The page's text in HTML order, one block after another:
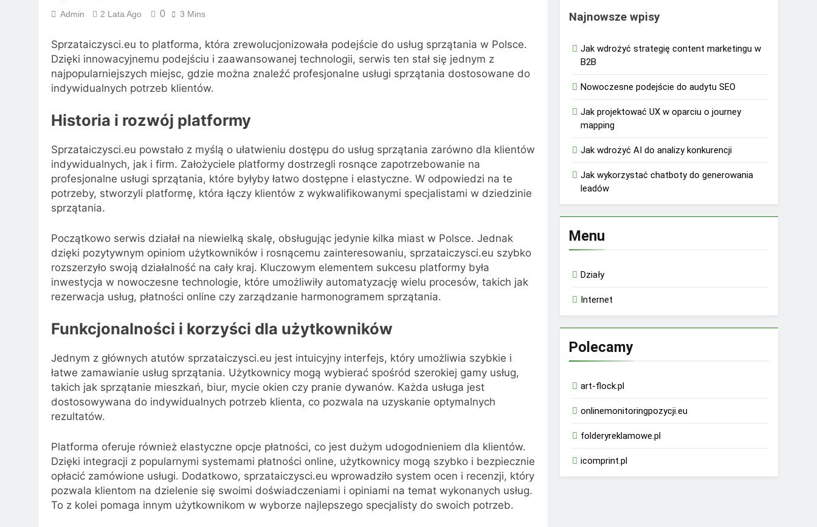
Admin 2 Lata Ago 0 3 Mins
Sprzataiczysci.eu to platforma, która zrewolucjonizowała podejście do usług sprzątania w Polsce.
Dzięki innowacyjnemu podejściu i zaawansowanej technologii, serwis ten stał się jednym z
najpopularniejszych miejsc, gdzie można znaleźć profesjonalne usługi sprzątania dostosowane do
indywidualnych potrzeb klientów.
Historia i rozwój platformy
Sprzataiczysci.eu powstało z myślą o ułatwieniu dostępu do usług sprzątania zarówno dla klientów
indywidualnych, jak i firm. Założyciele platformy dostrzegli rosnące zapotrzebowanie na
profesjonalne usługi sprzątania, które byłyby łatwo dostępne i elastyczne. W odpowiedzi na te
potrzeby, stworzyli platformę, która łączy klientów z wykwalifikowanymi specjalistami w dziedzinie
sprzątania.
Początkowo serwis działał na niewielką skalę, obsługując jedynie kilka miast w Polsce. Jednak
dzięki pozytywnym opiniom użytkowników i rosnącemu zainteresowaniu, sprzataiczysci.eu szybko
rozszerzyło swoją działalność na cały kraj. Kluczowym elementem sukcesu platformy była
inwestycja w nowoczesne technologie, które umożliwiły automatyzację wielu procesów, takich jak
rezerwacja usług, płatności online czy zarządzanie harmonogramem sprzątania.
Funkcjonalności i korzyści dla użytkowników
Jednym z głównych atutów sprzataiczysci.eu jest intuicyjny interfejs, który umożliwia szybkie i
łatwe zamawianie usług sprzątania. Użytkownicy mogą wybierać spośród szerokiej gamy usług,
takich jak sprzątanie mieszkań, biur, mycie okien czy pranie dywanów. Każda usługa jest
dostosowywana do indywidualnych potrzeb klienta, co pozwala na uzyskanie optymalnych
rezultatów.
Platforma oferuje również elastyczne opcje płatności, co jest dużym udogodnieniem dla klientów.
Dzięki integracji z popularnymi systemami płatności online, użytkownicy mogą szybko i bezpiecznie
opłacić zamówione usługi. Dodatkowo, sprzataiczysci.eu wprowadziło system ocen i recenzji, który
pozwala klientom na dzielenie się swoimi doświadczeniami i opiniami na temat wykonanych usług.
To z kolei pomaga innym użytkownikom w wyborze najlepszego specjalisty do swoich potrzeb.
Najnowsze wpisy
Jak wdrożyć strategię content marketingu w
B2B
Nowoczesne podejście do audytu SEO
Jak projektować UX w oparciu o journey
mapping
Jak wdrożyć AI do analizy konkurencji
Jak wykorzystać chatboty do generowania
leadów
Menu
Działy
Internet
Polecamy
art-flock.pl
onlinemonitoringpozycji.eu
folderyreklamowe.pl
icomprint.pl